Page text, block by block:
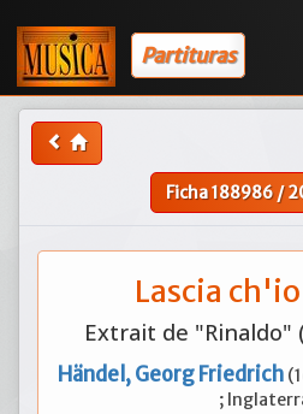
Partituras
Ficha188986/
Lascia
Extrait de "Rinaldo"
Händel, Georg Friedrich
;